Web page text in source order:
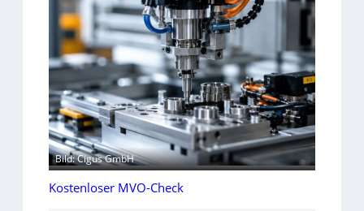
Bild: Cigus GmbH
Kostenloser MVO-Check